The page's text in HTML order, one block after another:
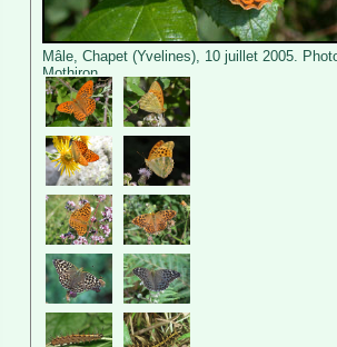
Mâle, Chapet (Yvelines), 10 juillet 2005.
Mothiron.